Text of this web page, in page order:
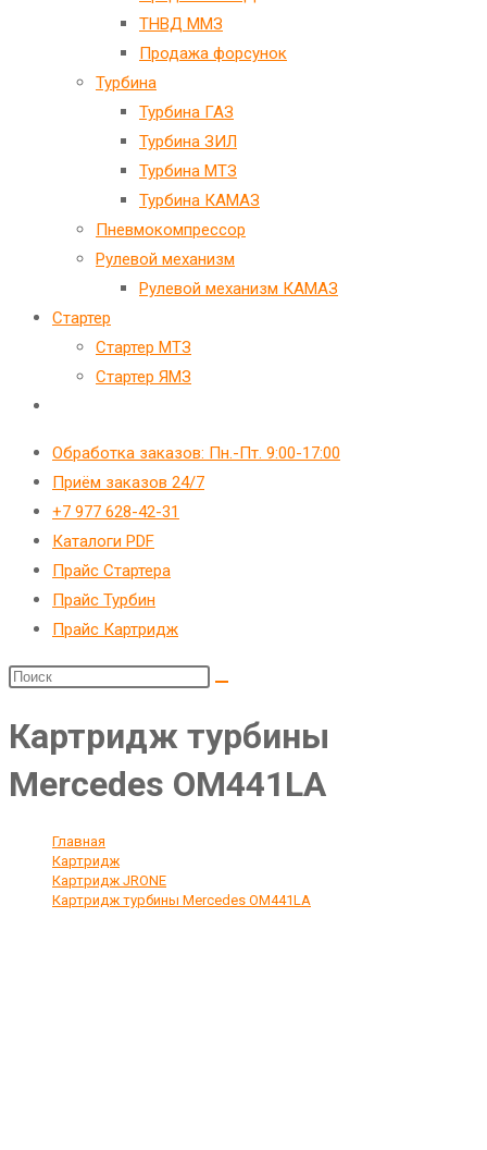
ТНВД ММЗ
Продажа форсунок
Турбина
Турбина ГАЗ
Турбина ЗИЛ
Турбина МТЗ
Турбина КАМАЗ
Пневмокомпрессор
Рулевой механизм
Рулевой механизм КАМАЗ
Стартер
Стартер МТЗ
Стартер ЯМЗ
по
веб-
сайту
Обработка заказов: Пн.-Пт. 9:00-17:00
Приём заказов 24/7
+7 977 628-42-31
Каталоги PDF
Прайс Стартера
Прайс Турбин
Прайс Картридж
Картридж турбины
Mercedes OM441LA
Главная
Картридж
Картридж JRONE
Картридж турбины Mercedes OM441LA